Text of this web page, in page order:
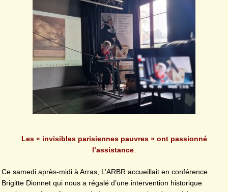
Les « invisibles parisiennes pauvres » ont passionné
l’assistance
Ce samedi après-midi à Arras, L’ARBR accueillait en conférence
Brigitte Dionnet qui nous a régalé d’une intervention historique